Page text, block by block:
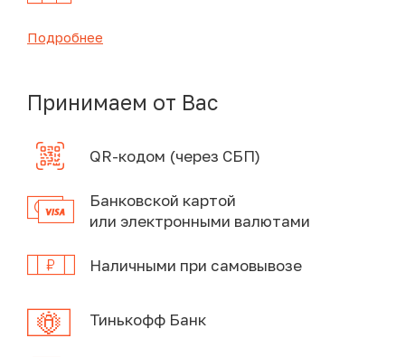
Подробнее
Принимаем от Вас
QR-кодом (через СБП)
Банковской картой
или электронными валютами
Наличными при самовывозе
Тинькофф Банк